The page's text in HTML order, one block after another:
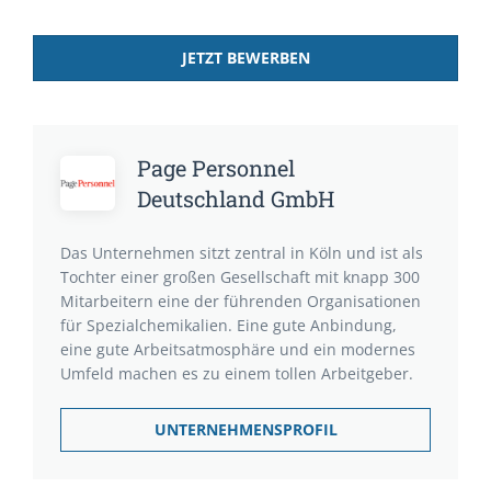
JETZT BEWERBEN
Page Personnel
Deutschland GmbH
Das Unternehmen sitzt zentral in Köln und ist als
Tochter einer großen Gesellschaft mit knapp 300
Mitarbeitern eine der führenden Organisationen
für Spezialchemikalien. Eine gute Anbindung,
eine gute Arbeitsatmosphäre und ein modernes
Umfeld machen es zu einem tollen Arbeitgeber.
UNTERNEHMENSPROFIL